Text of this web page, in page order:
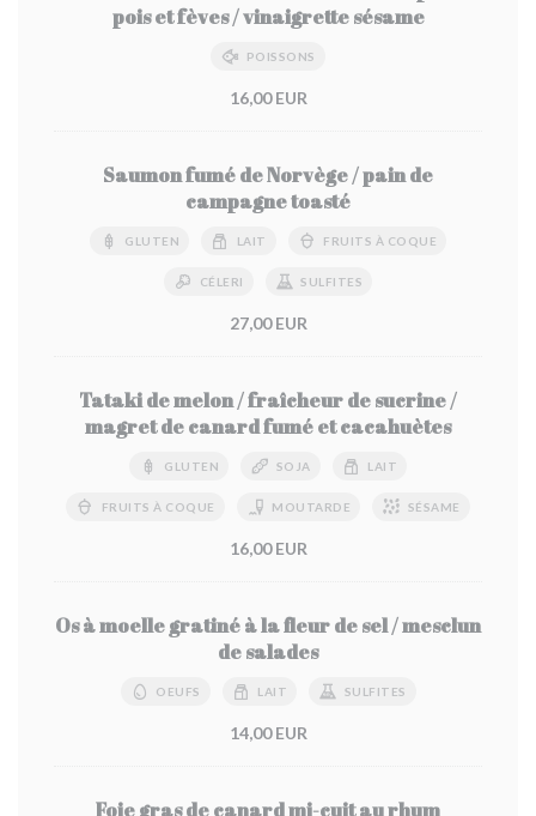
pois et fèves / vinaigrette sésame
POISSONS
16,00 EUR
Saumon fumé de Norvège / pain de
campagne toasté
GLUTEN LAIT FRUITS À COQUE
CÉLERI SULFITES
27,00 EUR
Tataki de melon / fraîcheur de sucrine /
magret de canard fumé et cacahuètes
GLUTEN SOJA LAIT
FRUITS À COQUE MOUTARDE SÉSAME
16,00 EUR
Os à moelle gratiné à la fleur de sel / mesclun
de salades
OEUFS LAIT SULFITES
14,00 EUR
Foie gras de canard mi-cuit au rhum